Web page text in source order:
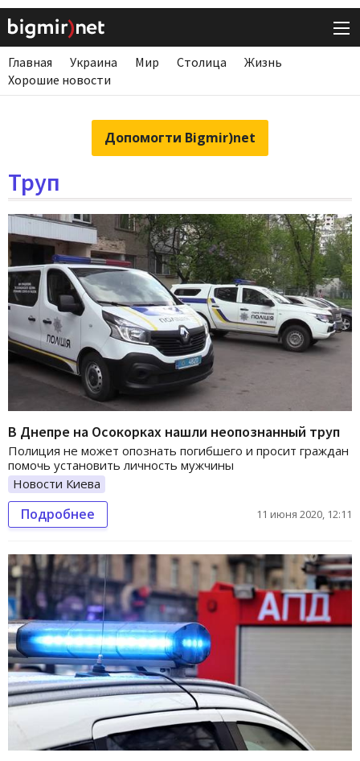
Главная Украина Мир Столица
Жизнь
Хорошие новости
Допомогти Bigmir)net
Труп
В Днепре на Осокорках нашли неопознанный труп
Полиция не может опознать погибшего и просит граждан
помочь установить личность мужчины
Новости Киева
Подробнее 11 июня 2020, 12:11